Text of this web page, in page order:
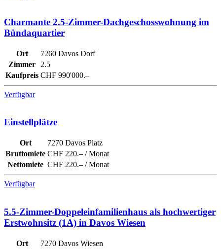
Charmante 2.5-Zimmer-Dachgeschosswohnung im
Bündaquartier
Ort
7260 Davos Dorf
Zimmer
2.5
Kaufpreis CHF 990'000.–
Verfügbar
Einstellplätze
Ort
7270 Davos Platz
Bruttomiete CHF 220.– / Monat
Nettomiete CHF 220.– / Monat
Verfügbar
5.5-Zimmer-Doppeleinfamilienhaus als hochwertiger
Erstwohnsitz (1A) in Davos Wiesen
Ort
7270 Davos Wiesen